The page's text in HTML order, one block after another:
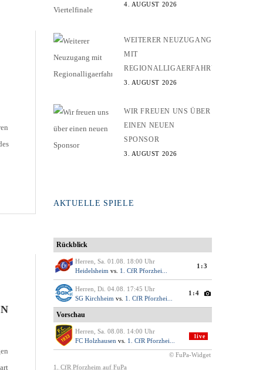
4. AUGUST 2026
WEITERER NEUZUGANG
MIT
REGIONALLIGAERFAHRUNG
3. AUGUST 2026
WIR FREUEN UNS ÜBER
EINEN NEUEN
SPONSOR
3. AUGUST 2026
AKTUELLE SPIELE